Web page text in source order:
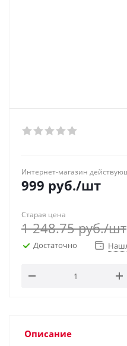
Интернет-магазин
999 руб./шт
Старая цена
1 248.75руб./шт
Достаточно
Описание